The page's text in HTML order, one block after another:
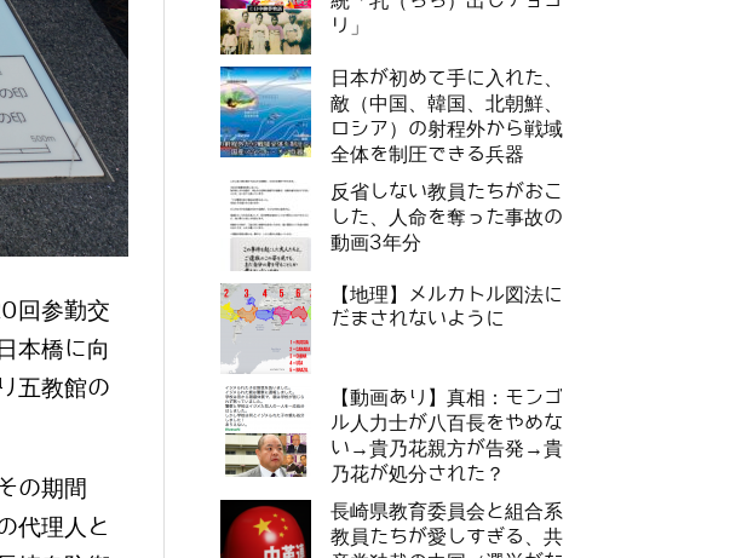
回参勤交
本橋に向
五教館の
の期間
代理人と
リ」
日本が初めて手に入れた、
敵（中国、韓国、北朝鮮、
ロシア）の射程外から戦域
全体を制圧できる兵器
反省しない教員たちがおこ
した、人命を奪った事故の
動画3年分
【地理】メルカトル図法に
だまされないように
【動画あり】真相：モンゴ
ル人力士が八百長をやめな
い→貴乃花親方が告発→貴
乃花が処分された？
長崎県教育委員会と組合系
教員たちが愛しすぎる、共